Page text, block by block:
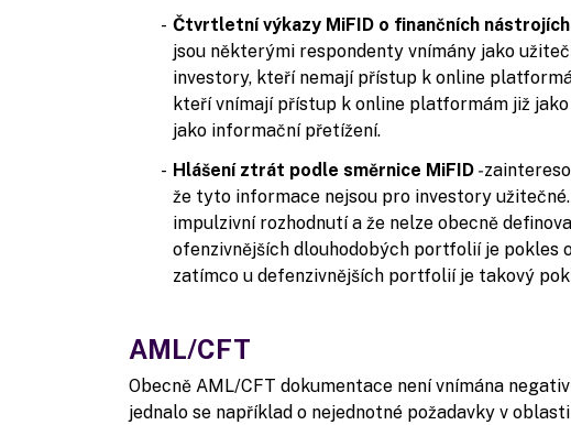
Čtvrtletní výkazy MiFID o finančních
jsou některými respondenty vnímány jako
investory, kteří nemají přístup k online
kteří vnímají přístup k online platformám již
jako informační přetížení.
Hlášení ztrát podle směrnice MiFID -
že tyto informace nejsou pro investory
impulzivní rozhodnutí a že nelze obecně
ofenzivnějších dlouhodobých portfolií je pokles
zatímco u defenzivnějších portfolií je takový
AML/CFT
Obecně AML/CFT dokumentace není vnímána
jednalo se například o nejednotné požadavky v